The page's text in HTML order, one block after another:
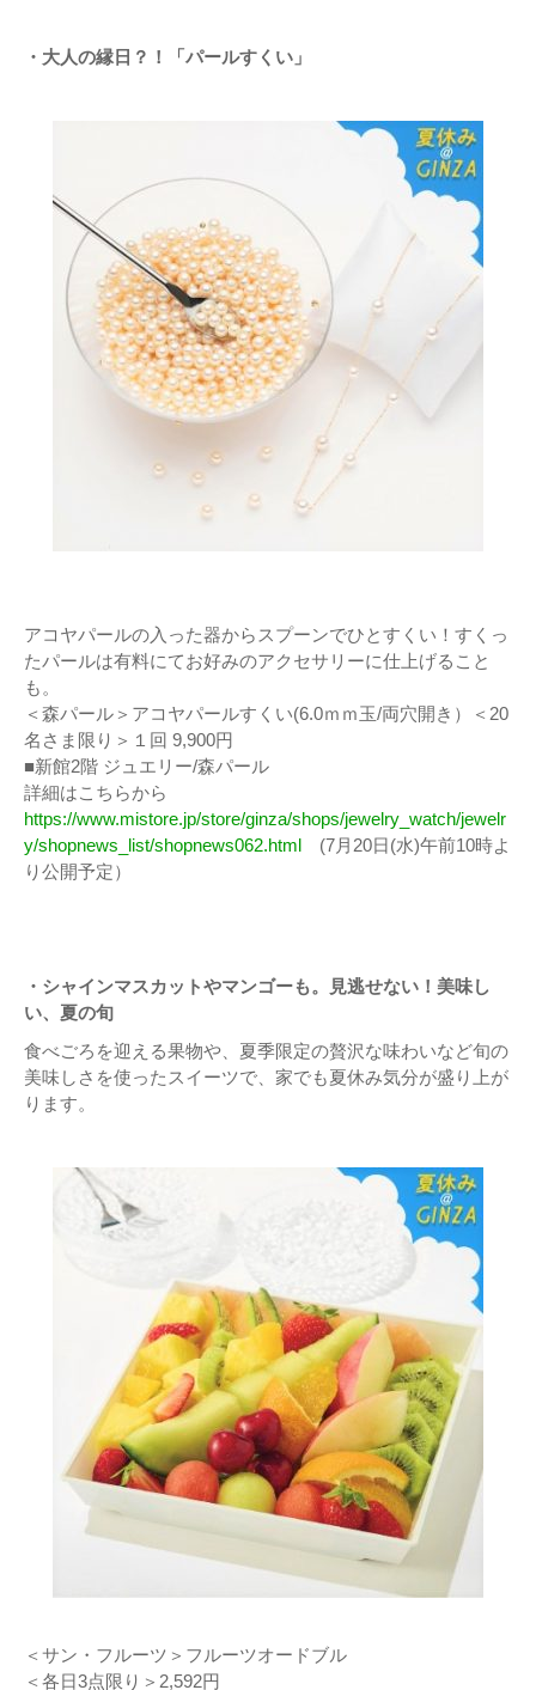
・大人の縁日？！「パールすくい」
アコヤパールの入った器からスプーンでひとすくい！すくっ
たパールは有料にてお好みのアクセサリーに仕上げること
も。
＜森パール＞アコヤパールすくい(6.0ｍｍ玉/両穴開き）＜20
名さま限り＞１回 9,900円
■新館2階 ジュエリー/森パール
詳細はこちらから
https://www.mistore.jp/store/ginza/shops/jewelry_watch/jewelr
y/shopnews_list/shopnews062.html
(7月20日(水)午前10時よ
り公開予定）
・シャインマスカットやマンゴーも。見逃せない！美味し
い、夏の旬
食べごろを迎える果物や、夏季限定の贅沢な味わいなど旬の
美味しさを使ったスイーツで、家でも夏休み気分が盛り上が
ります。
＜サン・フルーツ＞フルーツオードブル
＜各日3点限り＞2,592円